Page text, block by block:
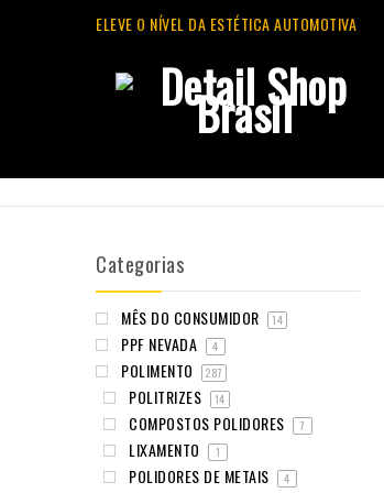
ELEVE O NÍVEL DA ESTÉTICA AUTOMOTIVA
Categorias
MÊS DO CONSUMIDOR 14
PPF NEVADA 4
POLIMENTO 287
POLITRIZES 14
COMPOSTOS POLIDORES 7
LIXAMENTO 1
POLIDORES DE METAIS 4